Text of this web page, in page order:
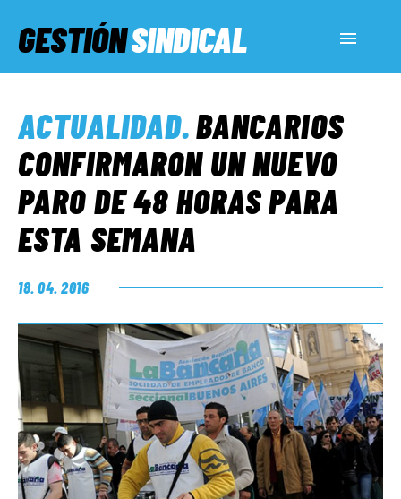
GESTIÓNSINDICAL
SERVICIOS SOCIALES
INFORMES ESPECIALES
FUERA DE MEGÁFONO
EL LADO «G»
ACTUALIDAD.BANCARIOS
CONFIRMARON UN NUEVO
PARO DE 48 HORAS PARA
ESTA SEMANA
18. 04. 2016